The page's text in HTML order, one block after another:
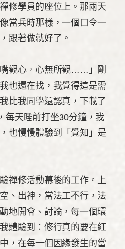
修學員的座位上。那兩天
當兵時那樣，一個口令一
跟著做就好了。
嘴觀心，心無所觀……」剛
也還在找，我覺得這是需
比我同學還認真，下載了
每天睡前打坐30分鐘，我
也慢慢體驗到「覺知」是
禪修活動幕後的工作。上
、出神，當法工不行，法
地開會、討論，每一個環
體驗到︰修行真的要在紅
，在每一個因緣發生的當